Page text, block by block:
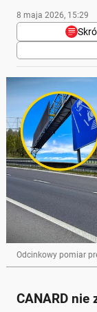
8 maja 2026, 15:29
Skrót przygotowany
CANARD
prędkości
System
wynosi
prędkość
między
Odcinkowy pomiar
CANARD nie